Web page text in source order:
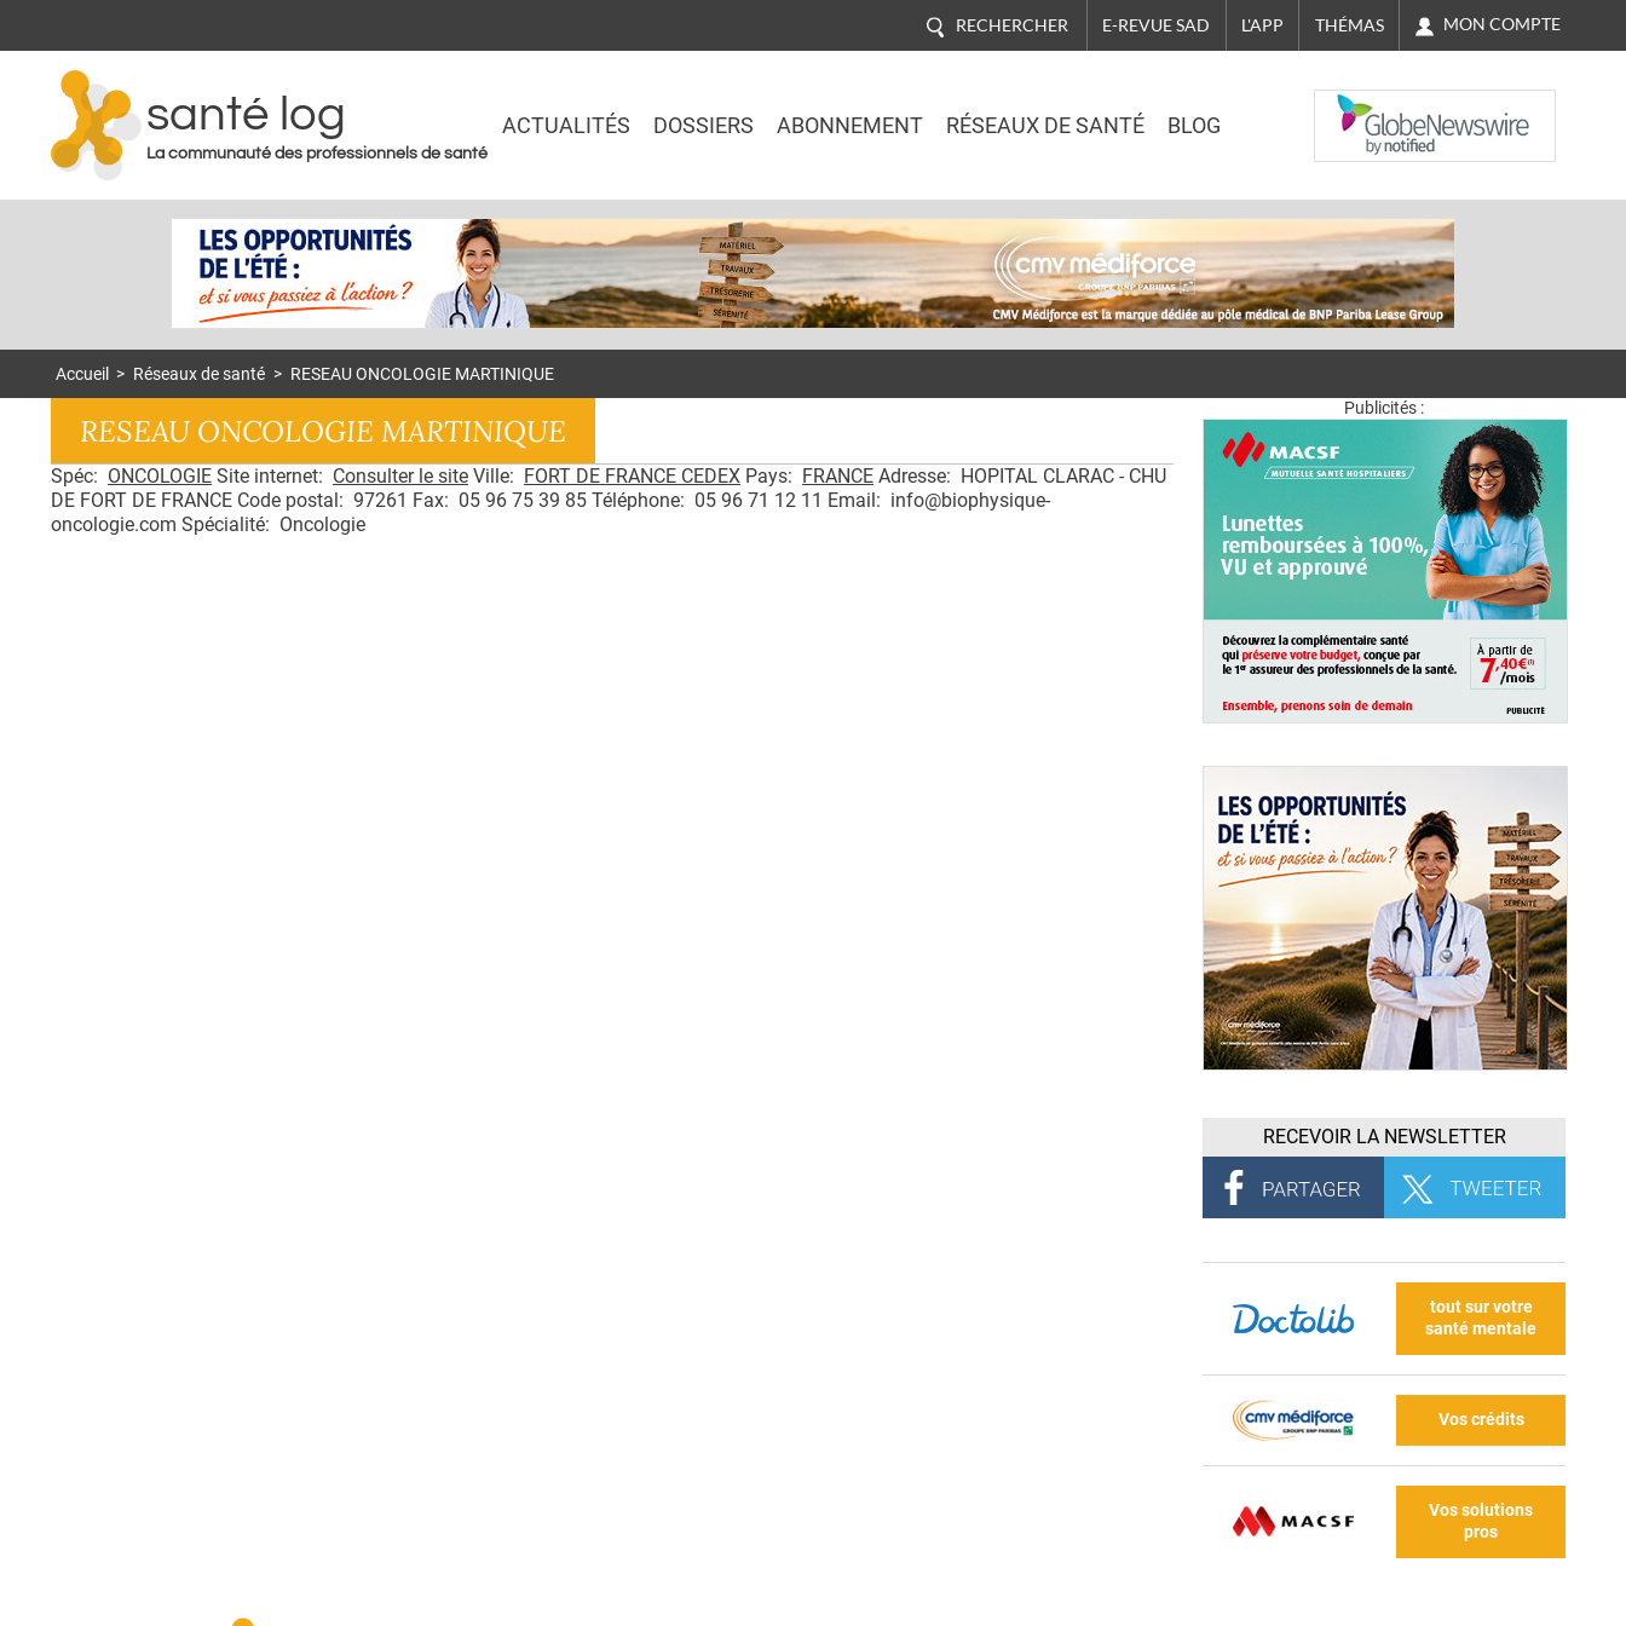
RECHERCHER E-REVUE SAD L'APP THÉMAS MON COMPTE
santé log
La communauté des professionnels de santé
ACTUALITÉS DOSSIERS ABONNEMENT RÉSEAUX DE SANTÉ BLOG
NASDAQ
Accueil > Réseaux de santé > RESEAU ONCOLOGIE MARTINIQUE
RESEAU ONCOLOGIE MARTINIQUE
Spéc: ONCOLOGIE Site internet: Consulter le site Ville: FORT DE FRANCE CEDEX Pays: FRANCE Adresse: HOPITAL CLARAC - CHU
DE FORT DE FRANCE Code postal: 97261 Fax: 05 96 75 39 85 Téléphone: 05 96 71 12 11 Email: info@biophysique-
oncologie.com Spécialité: Oncologie
Publicités :
RECEVOIR LA NEWSLETTER
tout sur votre
santé mentale
Vos crédits
Vos solutions
pros